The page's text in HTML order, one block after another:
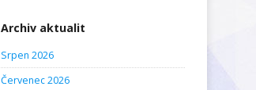
Archiv aktualit
Srpen 2026
Červenec 2026